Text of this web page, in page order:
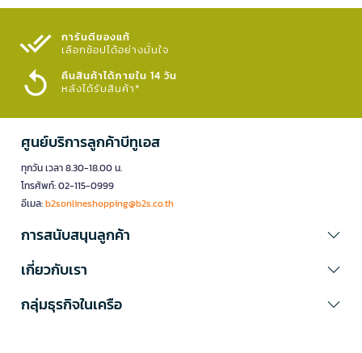
การันตีของแท้
เลือกช้อปได้อย่างมั่นใจ​
คืนสินค้าได้ภายใน 14 วัน
หลังได้รับสินค้า*
ศูนย์บริการลูกค้าบีทูเอส
ทุกวัน เวลา 8.30-18.00 น.
โทรศัพท์: 02-115-0999
อีเมล:b2sonlineshopping@b2s.co.th
การสนับสนุนลูกค้า
เกี่ยวกับเรา
กลุ่มธุรกิจในเครือ